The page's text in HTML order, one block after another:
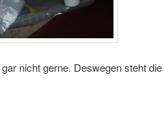
nicht gerne. Deswegen steht